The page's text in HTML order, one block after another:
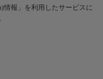
情報」を利用したサービスに